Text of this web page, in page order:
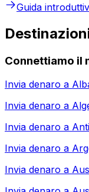
Guida
Connettiamo il
Invia denaro a
Invia denaro a
Invia denaro a
Invia denaro a
Invia denaro a